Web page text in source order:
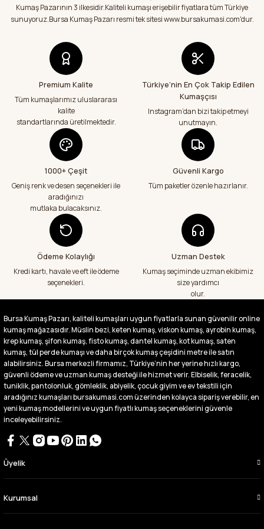
Ürün fiyatı diğer sitelerden daha pahalı.
Bu ürüne benzer farklı alternatifler olmalı.
memnun kaldım.Teşekkürler
Kumaşlar eksiksiz tertemiz bir şekilde geldi
çok teşekkür ediyorum
Abdurrahman Samsur | 24/07/2026
Teslimatım özenli güzel hazırlanmış bir
şekilde geldi çok memnun kaldım emeği
geçenlere teşekkür ediyorum
Abdurrahman Samsur | 24/07/2026
Aradığım kumaşçı artık hep buradan alış
veriş yapacağım in şa Allah çünkü 4 farklı
kumaş aldım hem ölçü olarak hem
görüntü,doku olarak çok memnun kaldım
emeği geçenlere teşekkür ediyorum
A... S... | 24/07/2026
Fiyatlar uygun ve çok fazla seçenek var
başka bir yerde bu kadar çeşit görmedim
büyük kolaylık emeği geçenlere teşekkür
Buradan ikinci alışverişim ikisinden de çok
memnun kaldım teşekkürler.
Büşra Singeç | 02/07/2026
Bursa kumaş pazarından defalarca kumaş
aldım videoda anlatılıp gosterildigi gibi
çıktı. bu zamana kadar sorun yaşamadım
uygun fiyatlarından ve kalitesinden dolayı
tercih ettiğim kumaşçi
D... Ç... | 27/06/2026
Çok memnun kaldım,teşekkürler
Kumaş Pazarının 3 ilkesidir.Kaliteli kumaşı erişebilir fiyatlara tüm Türkiye
sunuyoruz.Bursa Kumaş Pazarı resmi tek sitesi www.bursakumasi.com'dur.
Premium Kalite
Tüm kumaşlarımız uluslararası
kalite
standartlarında üretilmektedir.
Türkiye’nin En Çok Takip Edilen
Kumaşçısı
Instagram’dan bizi takip etmeyi
unutmayın.
1000+ Çeşit
Geniş renk ve desen seçenekleri ile
aradığınızı
mutlaka bulacaksınız.
Güvenli Kargo
Tüm paketler özenle hazırlanır.
Ödeme Kolaylığı
Kredi kartı, havale ve eft ile ödeme
seçenekleri.
Uzman Destek
Kumaş seçiminde uzman ekibimiz
size yardımcı
olur.
Bursa Kumaş Pazarı, kaliteli kumaşları uygun fiyatlarla sunan güvenilir online
kumaş mağazasıdır. Müslin bezi, keten kumaş, viskon kumaş, ayrobin kumaş,
krep kumaş, şifon kumaş, fisto kumaş, dantel kumaş, kot kumaş, saten
kumaş, tül perde kumaşı ve daha birçok kumaş çeşidini metre ile satın
alabilirsiniz. Bursa merkezli firmamız, Türkiye’nin her yerine hızlı kargo,
güvenli ödeme ve uzman kumaş desteği ile hizmet verir. Elbiselik, feracelik,
tuniklik, pantolonluk, gömleklik, abiyelik, çocuk giyim ve ev tekstili için
aradığınız kumaşları bursakumasi.com üzerinden kolayca sipariş verebilir, en
yeni kumaş modellerini ve uygun fiyatlı kumaş seçeneklerini güvenle
inceleyebilirsiniz.
Üyelik
Kurumsal